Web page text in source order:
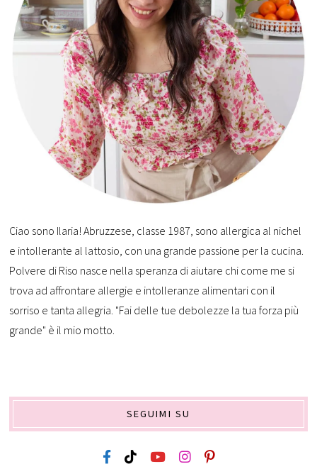
Ciao sono Ilaria! Abruzzese, classe 1987, sono allergica al nichel
e intollerante al lattosio, con una grande passione per la cucina.
Polvere di Riso nasce nella speranza di aiutare chi come me si
trova ad affrontare allergie e intolleranze alimentari con il
sorriso e tanta allegria. "Fai delle tue debolezze la tua forza più
grande" è il mio motto.
SEGUIMI SU